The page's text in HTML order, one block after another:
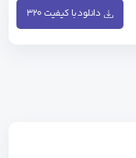
دانلود با کیفیت ۳۲۰